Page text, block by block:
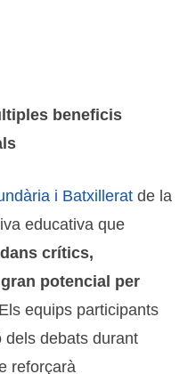
beneficis
i Batxillerat de la
educativa que
crítics,
potencial per
equips participants
dels debats durant
reforçarà